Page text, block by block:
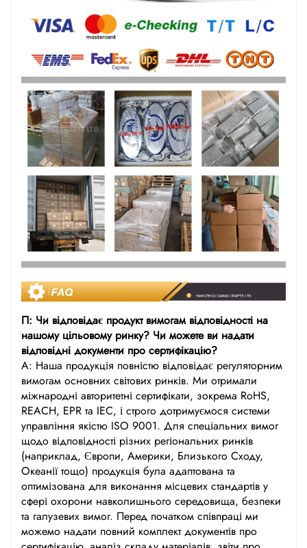
П: Чи відповідає продукт вимогам відповідності на
нашому цільовому ринку? Чи можете ви надати
відповідні документи про сертифікацію?
А: Наша продукція повністю відповідає регуляторним
вимогам основних світових ринків. Ми отримали
міжнародні авторитетні сертифікати, зокрема RoHS,
REACH, EPR та IEC, і строго дотримуємося системи
управління якістю ISO 9001. Для спеціальних вимог
щодо відповідності різних регіональних ринків
(наприклад, Європи, Америки, Близького Сходу,
Океанії тощо) продукція була адаптована та
оптимізована для виконання місцевих стандартів у
сфері охорони навколишнього середовища, безпеки
та галузевих вимог. Перед початком співпраці ми
можемо надати повний комплект документів про